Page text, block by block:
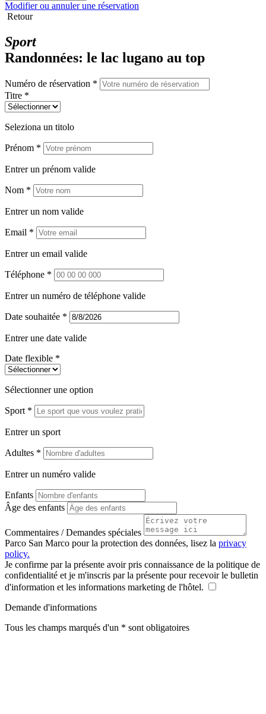
Modifier ou annuler une réservation
Retour
Sport
Randonnées: le lac lugano au top
Numéro de réservation *
Titre *
Seleziona un titolo
Prénom *
Entrer un prénom valide
Nom *
Entrer un nom valide
Email *
Entrer un email valide
Téléphone *
Entrer un numéro de téléphone valide
Date souhaitée *
Entrer une date valide
Date flexible *
Sélectionner une option
Sport *
Entrer un sport
Adultes *
Entrer un numéro valide
Enfants
Âge des enfants
Commentaires / Demandes spéciales
Parco San Marco pour la protection des données, lisez la privacy
policy.
Je confirme par la présente avoir pris connaissance de la politique de
confidentialité et je m'inscris par la présente pour recevoir le bulletin
d'information et les informations marketing de l'hôtel.
Demande d'informations
Tous les champs marqués d'un * sont obligatoires